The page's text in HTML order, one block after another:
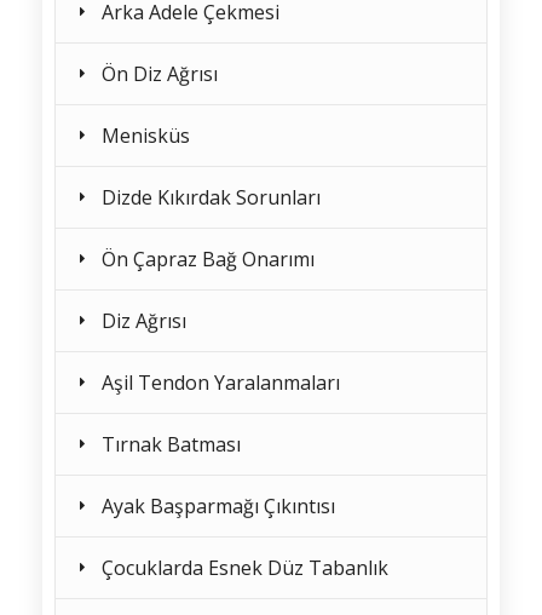
Arka Adele Çekmesi
Ön Diz Ağrısı
Menisküs
Dizde Kıkırdak Sorunları
Ön Çapraz Bağ Onarımı
Diz Ağrısı
Aşil Tendon Yaralanmaları
Tırnak Batması
Ayak Başparmağı Çıkıntısı
Çocuklarda Esnek Düz Tabanlık